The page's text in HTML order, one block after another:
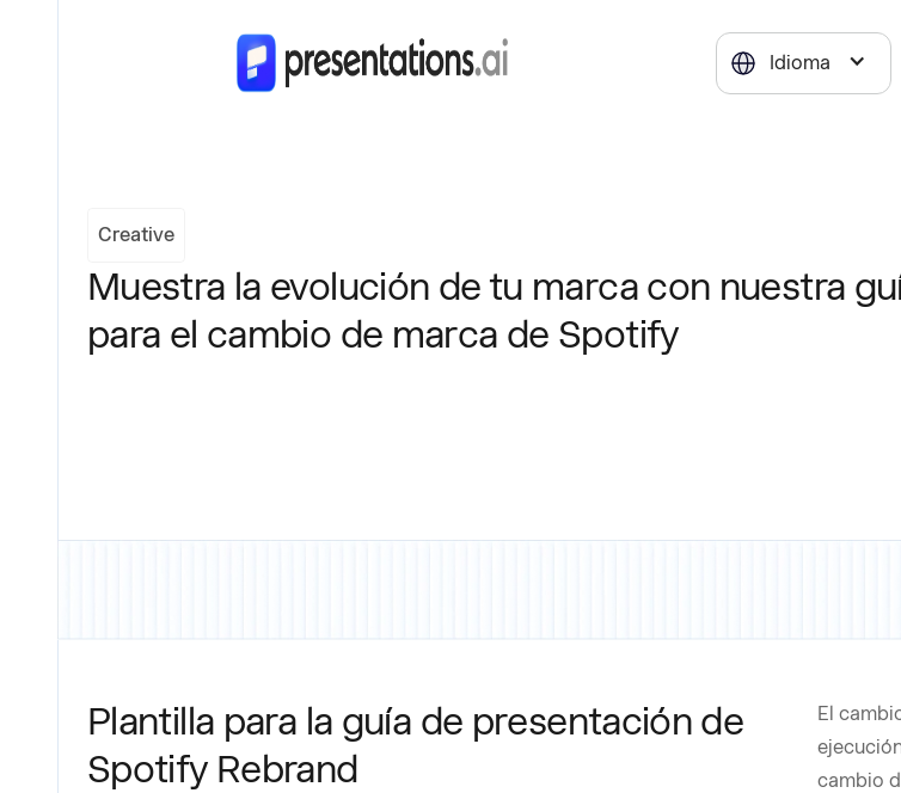
Idioma
Creative
Muestra la evolución de tu marca con nuestra
para el cambio de marca de Spotify
Plantilla para la guía de presentación de
Spotify Rebrand
El
cambio